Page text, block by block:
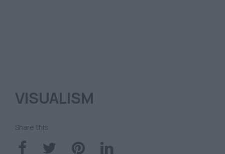
VISUALISM
Share this